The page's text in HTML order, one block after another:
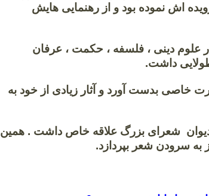
اش نموده بود و از رهنمایی هایش
علوم دینی ، فلسفه ، حکمت ، عرفان
داشت.
خاصی بدست آورد و آثار زیادی از خود به
دیوان شعرای بزرگ علاقه خاص داشت . همین
به سرودن شعر بپردازد.